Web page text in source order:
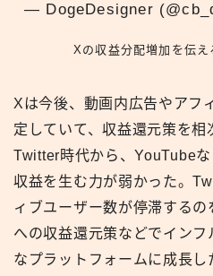
— DogeDesigner
Xの収益分配増加を伝
Xは今後、動画内広告やアフ
定していて、収益還元策を相
Twitter時代から、YouTube
収益を生む力が弱かった。
ィブユーザー数が停滞する
への収益還元策などでイン
なプラットフォームに成長